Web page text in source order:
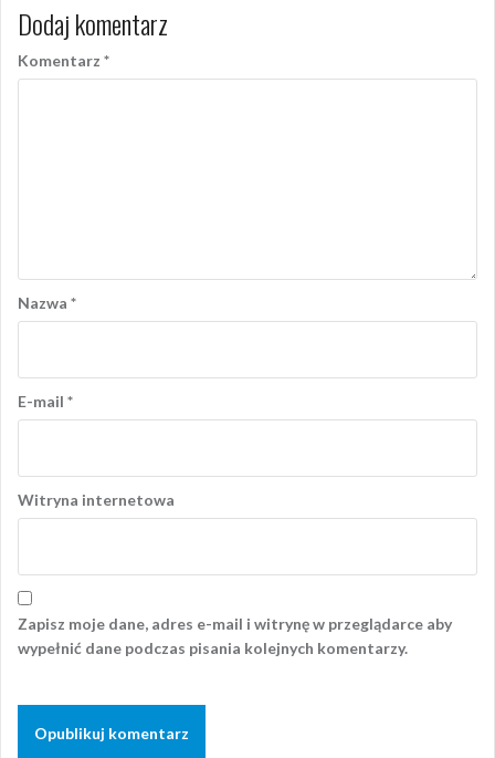
Dodaj komentarz
Komentarz *
Nazwa *
E-mail *
Witryna internetowa
Zapisz moje dane, adres e-mail i witrynę w przeglądarce aby
wypełnić dane podczas pisania kolejnych komentarzy.